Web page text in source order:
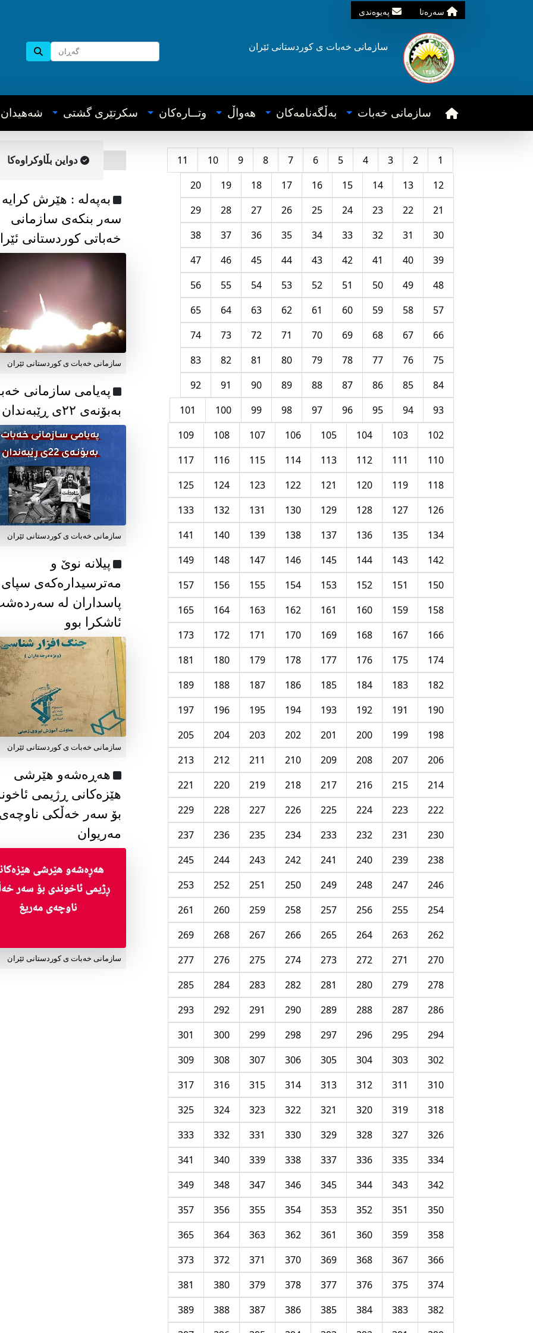
سه‌ره‌تا په‌یوه‌ندی
سازمانی خه‌بات ی کوردستانی ئێران
سازمانی خه‌بات به‌ڵگه‌نامه‌کان هه‌واڵ وتــاره‌کان سکرتێری گشتی شه‌هیدان
1
2
3
4
5
6
7
8
9
10
11
12
13
14
15
16
17
18
19
20
21
22
23
24
25
26
27
28
29
30
31
32
33
34
35
36
37
38
39
40
41
42
43
44
45
46
47
48
49
50
51
52
53
54
55
56
57
58
59
60
61
62
63
64
65
66
67
68
69
70
71
72
73
74
75
76
77
78
79
80
81
82
83
84
85
86
87
88
89
90
91
92
93
94
95
96
97
98
99
100
101
102
103
104
105
106
107
108
109
110
111
112
113
114
115
116
117
118
119
120
121
122
123
124
125
126
127
128
129
130
131
132
133
134
135
136
137
138
139
140
141
142
143
144
145
146
147
148
149
150
151
152
153
154
155
156
157
158
159
160
161
162
163
164
165
166
167
168
169
170
171
172
173
174
175
176
177
178
179
180
181
182
183
184
185
186
187
188
189
190
191
192
193
194
195
196
197
198
199
200
201
202
203
204
205
206
207
208
209
210
211
212
213
214
215
216
217
218
219
220
221
222
223
224
225
226
227
228
229
230
231
232
233
234
235
236
237
238
239
240
241
242
243
244
245
246
247
248
249
250
251
252
253
254
255
256
257
258
259
260
261
262
263
264
265
266
267
268
269
270
271
272
273
274
275
276
277
278
279
280
281
282
283
284
285
286
287
288
289
290
291
292
293
294
295
296
297
298
299
300
301
302
303
304
305
306
307
308
309
310
311
312
313
314
315
316
317
318
319
320
321
322
323
324
325
326
327
328
329
330
331
332
333
334
335
336
337
338
339
340
341
342
343
344
345
346
347
348
349
350
351
352
353
354
355
356
357
358
359
360
361
362
363
364
365
366
367
368
369
370
371
372
373
374
375
376
377
378
379
380
381
382
383
384
385
386
387
388
389
دواین بڵاوکراوه‌کا
به‌په‌له‌ : هێرش کرایە
سەر بنکەی سازمانی
خەباتی کوردستانی
سازمانی خەبات ی کوردستانی ئێران
پەیامی سازمانی
بەبۆنەی ۲۲ی ڕێبەندان
سازمانی خەبات ی كوردستانی ئێران
پیلانە نوێ و
مەترسیدارەکەی سپای
پاسداران لە
ئاشکرا بوو
سازمانی خەبات ی كوردستانی ئێران
هەڕەشەو هێرشی
هێزەکانی ڕژیمی
بۆ سەر خەڵکی
مەریوان
سازمانی خەبات ی کوردستانی ئێران